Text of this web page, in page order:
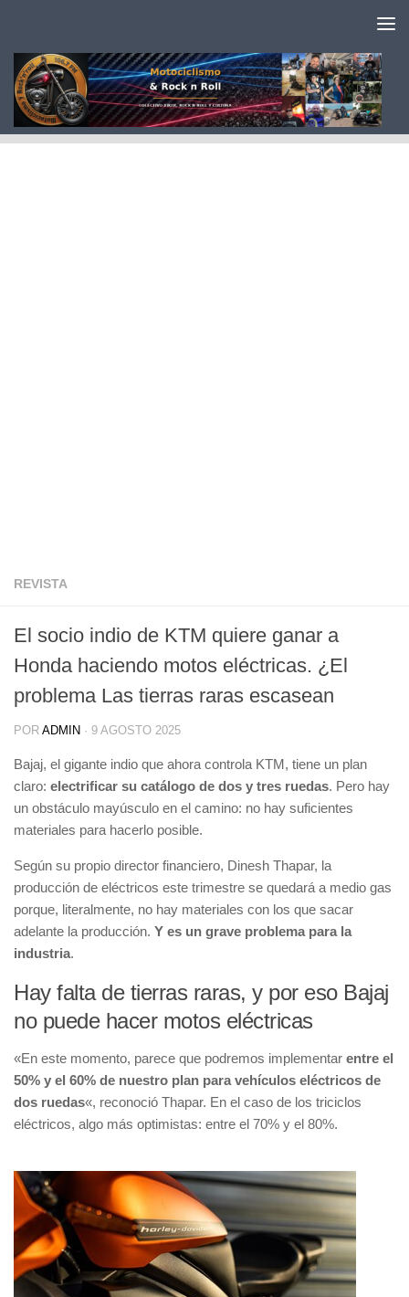
REVISTA
El socio indio de KTM quiere ganar a
Honda haciendo motos eléctricas. ¿El
problema Las tierras raras escasean
POR ADMIN · 9 AGOSTO 2025
Bajaj, el gigante indio que ahora controla KTM, tiene un plan
claro: electrificar su catálogo de dos y tres ruedas. Pero hay
un obstáculo mayúsculo en el camino: no hay suficientes
materiales para hacerlo posible.
Según su propio director financiero, Dinesh Thapar, la
producción de eléctricos este trimestre se quedará a medio gas
porque, literalmente, no hay materiales con los que sacar
adelante la producción. Y es un grave problema para la
industria.
Hay falta de tierras raras, y por eso Bajaj
no puede hacer motos eléctricas
«En este momento, parece que podremos implementar entre el
50% y el 60% de nuestro plan para vehículos eléctricos de
dos ruedas«, reconoció Thapar. En el caso de los triciclos
eléctricos, algo más optimistas: entre el 70% y el 80%.